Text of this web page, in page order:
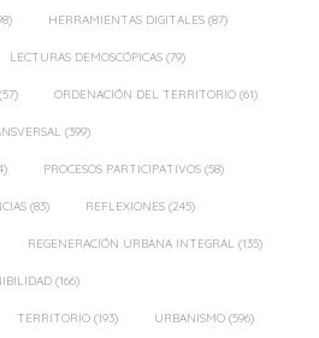
HERRAMIENTAS DIGITALES (87)
LECTURAS DEMOSCÓPICAS (79)
(57) ORDENACIÓN DEL TERRITORIO (61)
(399)
PROCESOS PARTICIPATIVOS (58)
(83) REFLEXIONES (245)
REGENERACIÓN URBANA INTEGRAL (135)
(166)
TERRITORIO (193) URBANISMO (596)